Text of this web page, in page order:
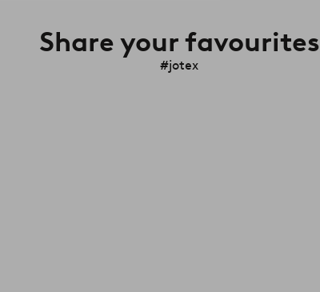
Share your favourites
#jotex